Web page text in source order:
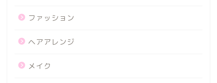
ファッション
ヘアアレンジ
メイク